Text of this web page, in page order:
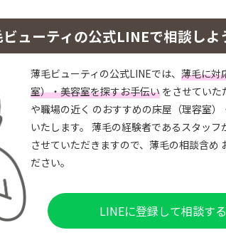
ューティの公式LINEで相談しよ
薄毛ビューティの公式LINEでは、 薄毛に対
室）・美容室を探すお手伝い をさせていた
や職場の近く のおすすめの床屋（理容室）
いたします。 薄毛の経験者であるスタッフ
させていただきますので、薄毛の相談含め
ださい。
LINEに登録して相談する